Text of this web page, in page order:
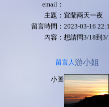
email：
主題： 宜蘭兩天一夜
留言時間： 2023-03-16
內容： 想請問3/18到
留言人游小姐
小圖